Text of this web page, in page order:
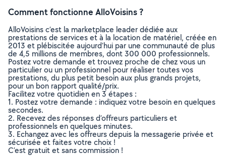
Comment fonctionne AlloVoisins ?
AlloVoisins c’est la marketplace leader dédiée aux
prestations de services et à la location de matériel, créée en
2013 et plébiscitée aujourd’hui par une communauté de plus
de 4,5 millions de membres, dont 300 000 professionnels.
Postez votre demande et trouvez proche de chez vous un
particulier ou un professionnel pour réaliser toutes vos
prestations, du plus petit besoin aux plus grands projets,
pour un bon rapport qualité/prix.
Facilitez votre quotidien en 3 étapes :
1. Postez votre demande : indiquez votre besoin en quelques
secondes.
2. Recevez des réponses d’offreurs particuliers et
professionnels en quelques minutes.
3. Echangez avec les offreurs depuis la messagerie privée et
sécurisée et faites votre choix !
C’est gratuit et sans commission !